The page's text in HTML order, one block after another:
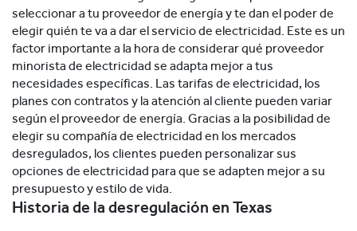
seleccionar a tu proveedor de energía y te dan el poder de
elegir quién te va a dar el servicio de electricidad. Este es un
factor importante a la hora de considerar qué proveedor
minorista de electricidad se adapta mejor a tus
necesidades específicas. Las tarifas de electricidad, los
planes con contratos y la atención al cliente pueden variar
según el proveedor de energía. Gracias a la posibilidad de
elegir su compañía de electricidad en los mercados
desregulados, los clientes pueden personalizar sus
opciones de electricidad para que se adapten mejor a su
presupuesto y estilo de vida.
Historia de la desregulación en Texas